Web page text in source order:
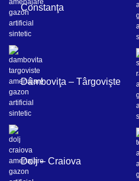
Constanţa
Dâmboviţa – Târgovişte
Dolj – Craiova